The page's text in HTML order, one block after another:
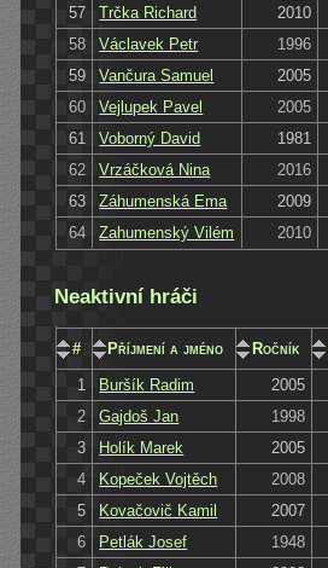
57
Trčka Richard 2010
58
Václavek Petr 1996
59
Vančura Samuel 2005
60
Vejlupek Pavel 2005
61
Voborný David 1981
62
Vrzáčková Nina
2016
63
Záhumenská Ema
2009
64
Zahumenský Vilém 2010
Neaktivní hráči
# Příjmení a jméno Ročník
1
Buršík Radim
2005
2
Gajdoš Jan
1998
3
Holík Marek
2005
4
Kopeček Vojtěch
2008
5
Kovačovič Kamil
2007
6
Petlák Josef 1948